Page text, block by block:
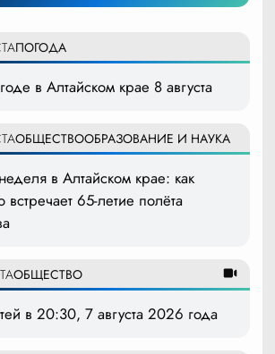
ПОГОДА
в Алтайском крае 8 августа
ОБЩЕСТВООБРАЗОВАНИЕ И НАУКА
в Алтайском крае: как
встречает 65-летие полёта
ОБЩЕСТВО
в 20:30, 7 августа 2026 года